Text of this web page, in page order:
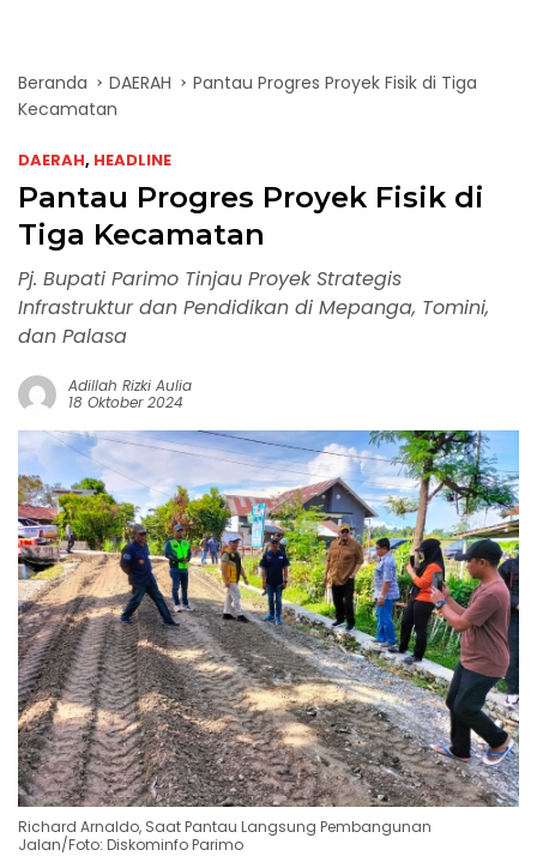
Beranda DAERAH
Pantau Progres Proyek Fisik di Tiga
Kecamatan
DAERAH, HEADLINE
Pantau Progres Proyek Fisik di
Tiga Kecamatan
Pj. Bupati Parimo Tinjau Proyek Strategis
Infrastruktur dan Pendidikan di Mepanga, Tomini,
dan Palasa
Adillah Rizki Aulia
18 Oktober 2024
Richard Arnaldo, Saat Pantau Langsung Pembangunan
Jalan/Foto: Diskominfo Parimo